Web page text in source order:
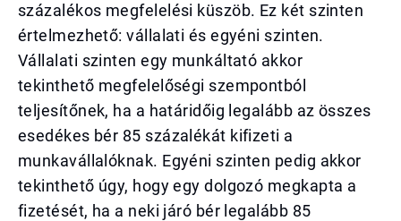
százalékos megfelelési küszöb. Ez két szinten
értelmezhető: vállalati és egyéni szinten.
Vállalati szinten egy munkáltató akkor
tekinthető megfelelőségi szempontból
teljesítőnek, ha a határidőig legalább az összes
esedékes bér 85 százalékát kifizeti a
munkavállalóknak. Egyéni szinten pedig akkor
tekinthető úgy, hogy egy dolgozó megkapta a
fizetését, ha a neki járó bér legalább 85